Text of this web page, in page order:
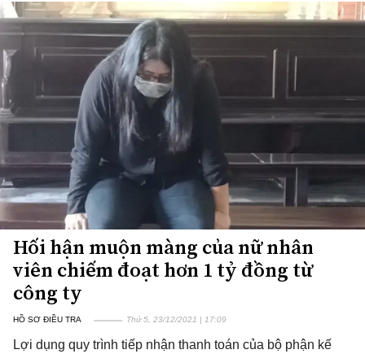
Hối hận muộn màng của nữ nhân
viên chiếm đoạt hơn 1 tỷ đồng từ
công ty
HỒ SƠ ĐIỀU TRA Thứ 5, 23/12/2021 | 17:09
Lợi dụng quy trình tiếp nhận thanh toán của bộ phận kế